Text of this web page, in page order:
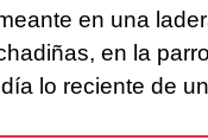
en una
en la
lo reciente de